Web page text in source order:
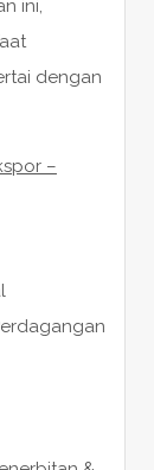
ini,
dengan
–